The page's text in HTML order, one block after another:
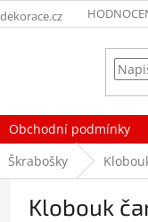
Obchodní podmínky
Škrabošky
Klobouk